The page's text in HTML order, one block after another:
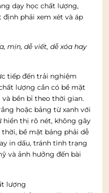
dạy học chất lượng,
phải xem xét và áp
mịn, dễ viết, dễ xóa hay
tiếp đến trải nghiệm
lượng cần có bề mặt
bền bỉ theo thời gian.
hoặc bảng từ xanh với
hiển thị rõ nét, không gây
bề mặt bảng phải dễ
in dấu, tránh tình trạng
và ảnh hưởng đến bài